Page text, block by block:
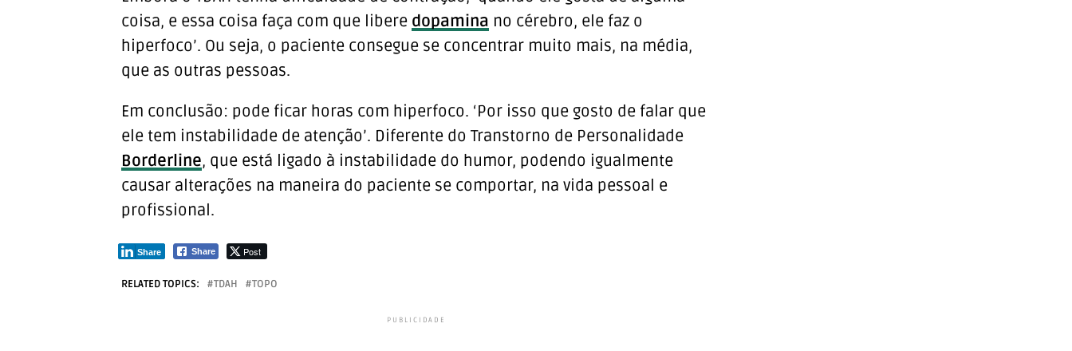
coisa, e essa coisa faça com que libere dopamina no cérebro, ele faz o
hiperfoco’. Ou seja, o paciente consegue se concentrar muito mais, na média,
que as outras pessoas.
Em conclusão: pode ficar horas com hiperfoco. ‘Por isso que gosto de falar que
ele tem instabilidade de atenção’. Diferente do Transtorno de Personalidade
Borderline, que está ligado à instabilidade do humor, podendo igualmente
causar alterações na maneira do paciente se comportar, na vida pessoal e
profissional.
Share Post
Share
RELATED TOPICS: TDAH TOPO
PUBLICIDADE